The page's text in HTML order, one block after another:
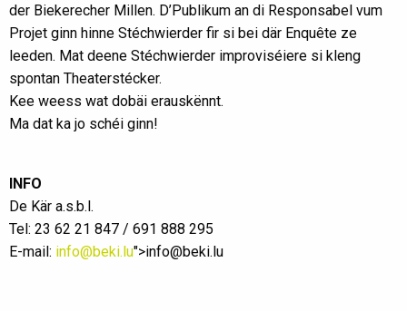
der Biekerecher Millen. D’Publikum an di Responsabel vum
Projet ginn hinne Stéchwierder fir si bei där Enquête ze
leeden. Mat deene Stéchwierder improviséiere si kleng
spontan Theaterstécker.
Kee weess wat dobäi erauskënnt.
Ma dat ka jo schéi ginn!
INFO
De Kär a.s.b.l.
Tel: 23 62 21 847 / 691 888 295
E-mail: info@beki.lu">info@beki.lu